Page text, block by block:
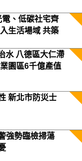
、低碳社宅齊
生活場域 共築
水 八德區大仁滯
園區6千億產值
新北市防災士
強勢臨檢掃蕩